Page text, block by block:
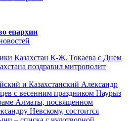
епархии
Казахстан К-Ж. Токаева с Днем
поздравил митрополит
и Казахстанский Александр
с весенним праздником Наурыз
Алматы, посвященном
Невскому, состоится